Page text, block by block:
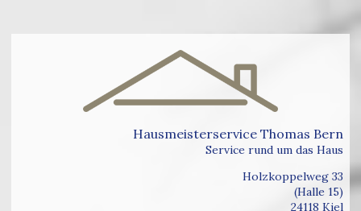
Hausmeisterservice Thomas Bern
Service rund um das Haus
Holzkoppelweg 33
(Halle 15)
24118 Kiel